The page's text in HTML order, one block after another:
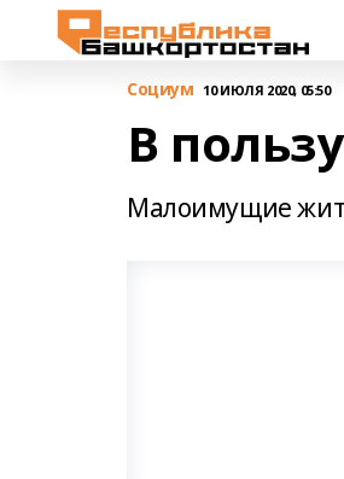
Cоциум 10 ИЮЛЯ 2020, 05:50
В
Малоимущие